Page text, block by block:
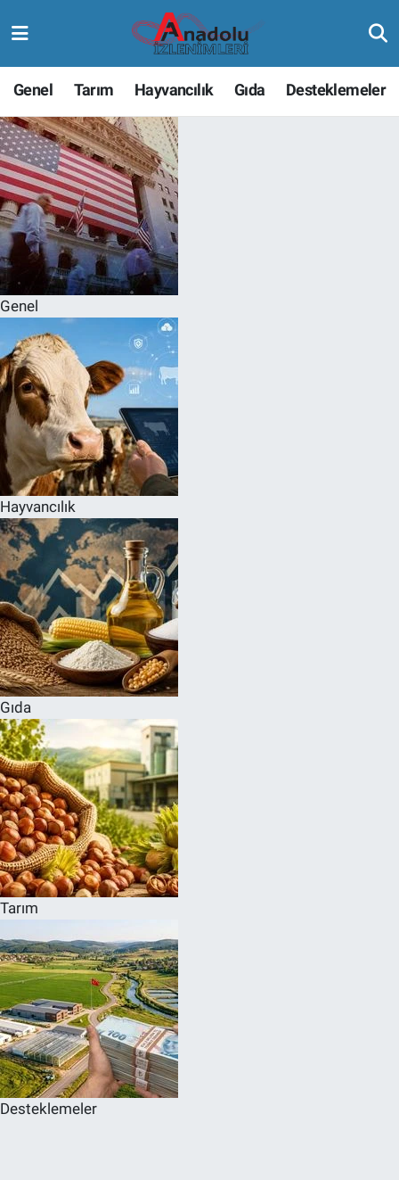
Genel Tarım Hayvancılık Gıda Desteklemeler
Genel
Hayvancılık
Gıda
Tarım
Desteklemeler